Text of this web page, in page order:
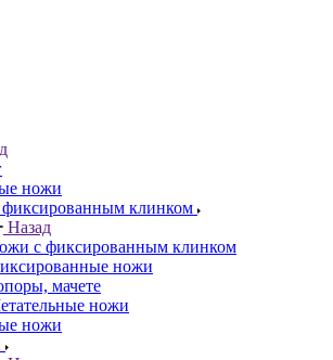
ножи
клинком
Назад
с фиксированным клинком
ножи
мачете
ножи
ножи